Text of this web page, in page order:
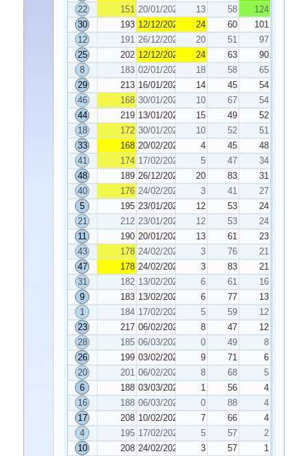
22
151 20/01/2026 13 58
124
30
193 12/12/2025 24 60
101
12
191 26/12/2025 20 51
97
25
202 12/12/2025 24 63
90
8
183 02/01/2026 18 58
65
29
213 16/01/2026 14 45
54
46
168 30/01/2026 10 67
54
44
219 13/01/2026 15 49
52
18
172 30/01/2026 10 52
51
33
168 20/02/2026 4 45
48
41
174 17/02/2026 5 47
34
48
189 26/12/2025 20 83
31
40
176 24/02/2026 3 41
27
5
195 23/01/2026 12 53
24
21
212 23/01/2026 12 53
24
11
190 20/01/2026 13 61
23
43
178 24/02/2026 3 76
21
47
178 24/02/2026 3 83
21
31
182 13/02/2026 6 61
16
9
183 13/02/2026 6 77
13
1
184 17/02/2026 5 59
12
23
217 06/02/2026 8 47
12
28
185 06/03/2026 0 49
8
26
199 03/02/2026 9 71
6
20
201 06/02/2026 8 68
5
6
188 03/03/2026 1 56
4
16
188 06/03/2026 0 88
4
17
208 10/02/2026 7 66
4
4
195 17/02/2026 5 57
2
10
208 24/02/2026 3 57
1